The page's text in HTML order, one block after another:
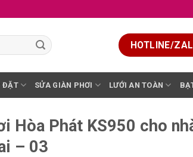
HOTLINE/
ĐẶT SỬA GIÀN PHƠI LƯỚI AN TOÀN
Hòa Phát KS950 cho
– 03